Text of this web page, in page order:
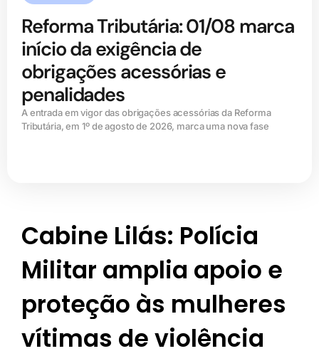
Reforma Tributária: 01/08 marca
início da exigência de
obrigações acessórias e
penalidades
A entrada em vigor das obrigações acessórias da Reforma
Tributária, em 1º de agosto de 2026, marca uma nova fase
Cabine Lilás: Polícia
Militar amplia apoio e
proteção às mulheres
vítimas de violência